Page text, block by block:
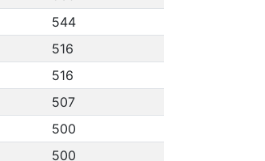
544
516
516
507
500
500